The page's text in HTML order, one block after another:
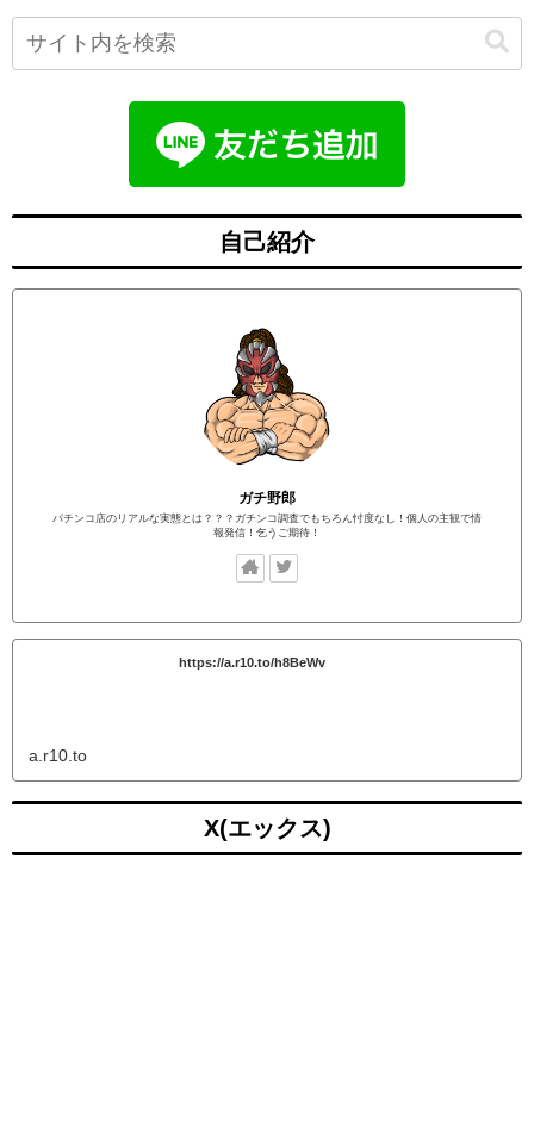
自己紹介
ガチ野郎
パチンコ店のリアルな実態とは？？？ガチンコ調査でもちろん忖度なし！個人の主観で情
報発信！乞うご期待！
https://a.r10.to/h8BeWv
a.r10.to
X(エックス)